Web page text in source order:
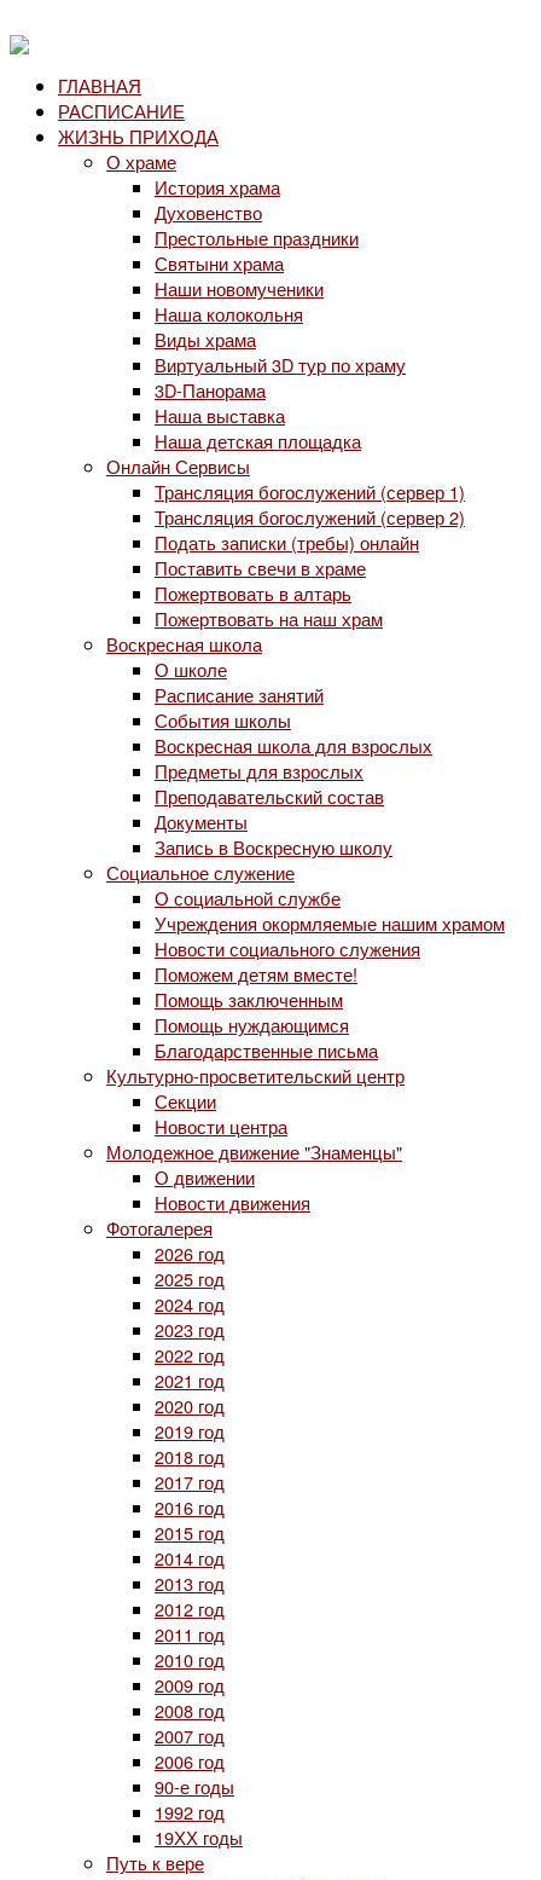
ГЛАВНАЯ
РАСПИСАНИЕ
ЖИЗНЬ ПРИХОДА
О храме
История храма
Духовенство
Престольные праздники
Святыни храма
Наши новомученики
Наша колокольня
Виды храма
Виртуальный 3D тур по храму
3D-Панорама
Наша выставка
Наша детская площадка
Онлайн Сервисы
Трансляция богослужений (сервер 1)
Трансляция богослужений (сервер 2)
Подать записки (требы) онлайн
Поставить свечи в храме
Пожертвовать в алтарь
Пожертвовать на наш храм
Воскресная школа
О школе
Расписание занятий
События школы
Воскресная школа для взрослых
Предметы для взрослых
Преподавательский состав
Документы
Запись в Воскресную школу
Социальное служение
О социальной службе
Учреждения окормляемые нашим храмом
Новости социального служения
Поможем детям вместе!
Помощь заключенным
Помощь нуждающимся
Благодарственные письма
Культурно-просветительский центр
Секции
Новости центра
Молодежное движение "Знаменцы"
О движении
Новости движения
Фотогалерея
2026 год
2025 год
2024 год
2023 год
2022 год
2021 год
2020 год
2019 год
2018 год
2017 год
2016 год
2015 год
2014 год
2013 год
2012 год
2011 год
2010 год
2009 год
2008 год
2007 год
2006 год
90-е годы
1992 год
19ХХ годы
Путь к вере